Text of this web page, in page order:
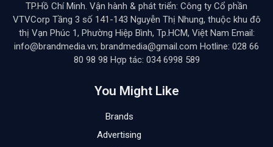
TP.Hồ Chí Minh. Vận hành & phát triển: Công ty Cổ phần
VTVCorp Tầng 3 số 141-143 Nguyễn Thị Nhung, thuộc khu đô
thị Vạn Phúc 1, Phường Hiệp Bình, Tp.HCM, Việt Nam Email:
info@brandmedia.vn; brandmedia@gmail.com Hotline: 028 66
80 98 98 Hợp tác: 034 6998 589
You Might Like
Brands
Advertising